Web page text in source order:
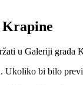
Krapine
u Galeriji grada
bi bilo